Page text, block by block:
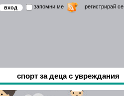
запомни ме регистрирай се
спорт за деца с увреждания